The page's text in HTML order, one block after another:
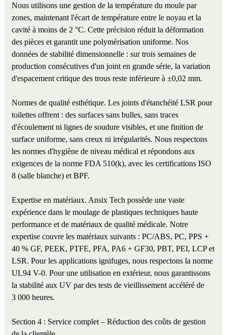
Nous utilisons une gestion de la température du moule par
zones, maintenant l'écart de température entre le noyau et la
cavité à moins de 2 °C. Cette précision réduit la déformation
des pièces et garantit une polymérisation uniforme. Nos
données de stabilité dimensionnelle : sur trois semaines de
production consécutives d'un joint en grande série, la variation
d'espacement critique des trous reste inférieure à ±0,02 mm.
Normes de qualité esthétique. Les joints d'étanchéité LSR pour
toilettes offrent : des surfaces sans bulles, sans traces
d'écoulement ni lignes de soudure visibles, et une finition de
surface uniforme, sans creux ni irrégularités. Nous respectons
les normes d'hygiène de niveau médical et répondons aux
exigences de la norme FDA 510(k), avec les certifications ISO
8 (salle blanche) et BPF.
Expertise en matériaux. Ansix Tech possède une vaste
expérience dans le moulage de plastiques techniques haute
performance et de matériaux de qualité médicale. Notre
expertise couvre les matériaux suivants : PC/ABS, PC, PPS +
40 % GF, PEEK, PTFE, PFA, PA6 + GF30, PBT, PEI, LCP et
LSR. Pour les applications ignifuges, nous respectons la norme
UL94 V-0. Pour une utilisation en extérieur, nous garantissons
la stabilité aux UV par des tests de vieillissement accéléré de
3 000 heures.
Section 4 : Service complet – Réduction des coûts de gestion